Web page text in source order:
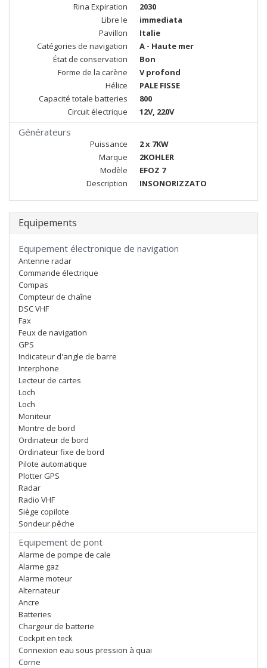
Rina Expiration
2030
Libre le
immediata
Pavillon
Italie
Catégories de navigation
A - Haute mer
État de conservation
Bon
Forme de la carène
V profond
Hélice
PALE FISSE
Capacité totale batteries
800
Circuit électrique
12V, 220V
Générateurs
Puissance
2 x 7KW
Marque
2KOHLER
Modèle
EFOZ 7
Description
INSONORIZZATO
Equipements
Equipement électronique de navigation
Antenne radar
Commande électrique
Compas
Compteur de chaîne
DSC VHF
Fax
Feux de navigation
GPS
Indicateur d'angle de barre
Interphone
Lecteur de cartes
Loch
Loch
Moniteur
Montre de bord
Ordinateur de bord
Ordinateur fixe de bord
Pilote automatique
Plotter GPS
Radar
Radio VHF
Siège copilote
Sondeur pêche
Equipement de pont
Alarme de pompe de cale
Alarme gaz
Alarme moteur
Alternateur
Ancre
Batteries
Chargeur de batterie
Cockpit en teck
Connexion eau sous pression à quai
Corne